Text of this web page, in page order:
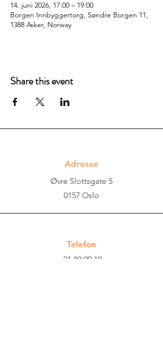
14. juni 2026, 17:00 – 19:00
Borgen Innbyggertorg, Søndre Borgen 11,
1388 Asker, Norway
Share this event
Adresse
Øvre Slottsgate 5
0157 Oslo
Telefon
21 89 99 10